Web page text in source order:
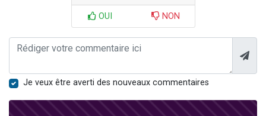
OUI NON
Je veux être averti des nouveaux commentaires